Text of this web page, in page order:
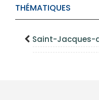
THÉMATIQUES
Saint-Jacques-